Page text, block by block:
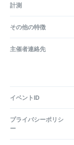
計測
その他の特徴
主催者連絡先
イベントID
プライバシーポリシ
ー